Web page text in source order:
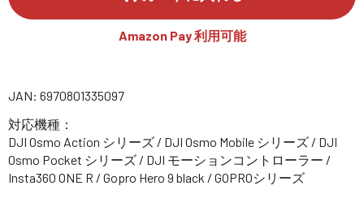
Amazon Pay 利用可能
JAN: 6970801335097
対応機種：
DJI Osmo Action シリーズ / DJI Osmo Mobile シリーズ / DJI
Osmo Pocket シリーズ / DJI モーションコントローラー /
Insta360 ONE R / Gopro Hero 9 black / GOPROシリーズ